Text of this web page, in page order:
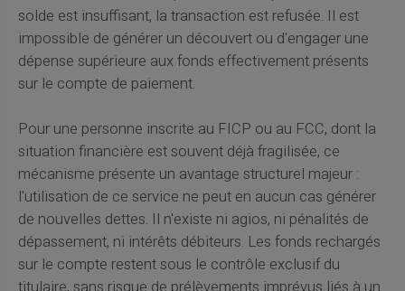
solde est insuffisant, la transaction est refusée. Il est
impossible de générer un découvert ou d'engager une
dépense supérieure aux fonds effectivement présents
sur le compte de paiement.
Pour une personne inscrite au FICP ou au FCC, dont la
situation financière est souvent déjà fragilisée, ce
mécanisme présente un avantage structurel majeur :
l'utilisation de ce service ne peut en aucun cas générer
de nouvelles dettes. Il n'existe ni agios, ni pénalités de
dépassement, ni intérêts débiteurs. Les fonds rechargés
sur le compte restent sous le contrôle exclusif du